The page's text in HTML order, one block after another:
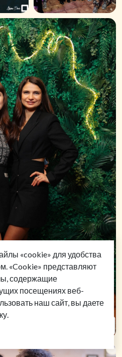
«cookie» для удобства
«Cookie» представляют
содержащие
посещениях веб-
наш сайт, вы даете